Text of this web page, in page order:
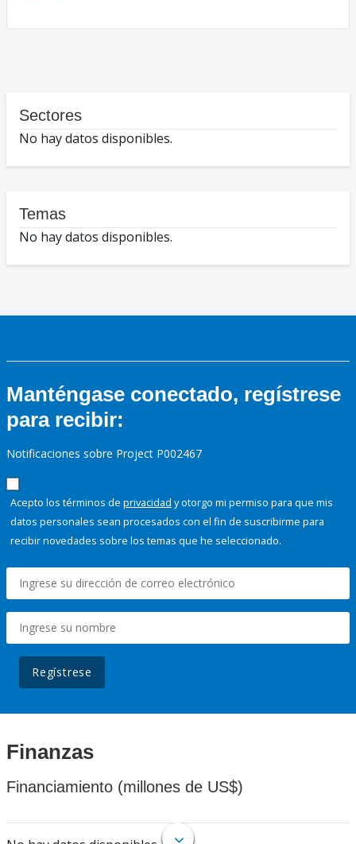
Sectores
No hay datos disponibles.
Temas
No hay datos disponibles.
Manténgase conectado, regístrese
para recibir:
Notificaciones sobre Project P002467
Acepto los términos de privacidad y otorgo mi permiso para que mis
datos personales sean procesados con el fin de suscribirme para
recibir novedades sobre los temas que he seleccionado.
Regístrese
Finanzas
Financiamiento (millones de US$)